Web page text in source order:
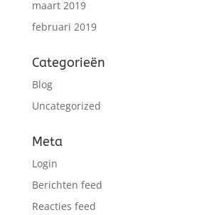
maart 2019
februari 2019
Categorieën
Blog
Uncategorized
Meta
Login
Berichten feed
Reacties feed